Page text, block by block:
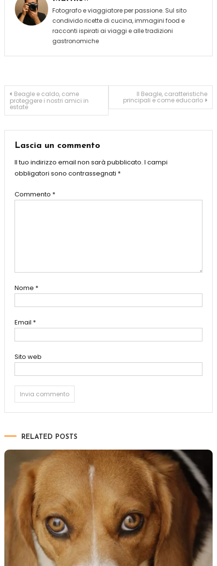
Fotografo e viaggiatore per passione. Sul sito
condivido ricette di cucina, immagini food e
racconti ispirati ai viaggi e alle tradizioni
gastronomiche
Navigazione
articoli
Beagle e caldo, come
proteggere i nostri amici in
estate
Il Beagle, caratteristiche
principali e come educarlo
Lascia un commento
Il tuo indirizzo email non sarà pubblicato. I campi
obbligatori sono contrassegnati *
Commento *
Nome *
Email *
Sito web
RELATED POSTS